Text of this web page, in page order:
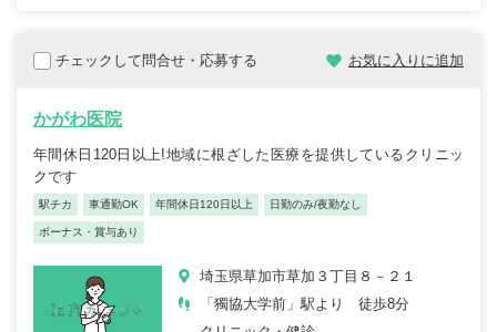
チェックして問合せ・応募する お気に入りに追加
かがわ医院
年間休日120日以上!地域に根ざした医療を提供しているクリニッ
クです
駅チカ 車通勤OK 年間休日120日以上 日勤のみ/夜勤なし
ボーナス・賞与あり
埼玉県草加市草加３丁目８－２１
「獨協大学前」駅より 徒歩8分